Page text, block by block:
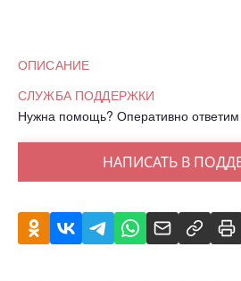
ОПИСАНИЕ
СЛУЖБА ПОДДЕРЖКИ
Нужна помощь? Оперативно
НАПИСАТЬ В